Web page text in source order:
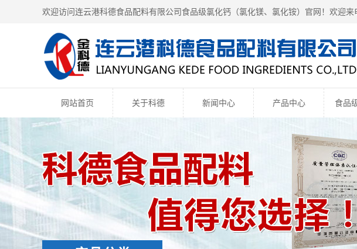
欢迎访问连云港科德食品配料有限公司食品级氯化钙（氯化镁、 氯化铵）官网！欢迎
网站首页 关于科德 新闻中心 产品中心 食品